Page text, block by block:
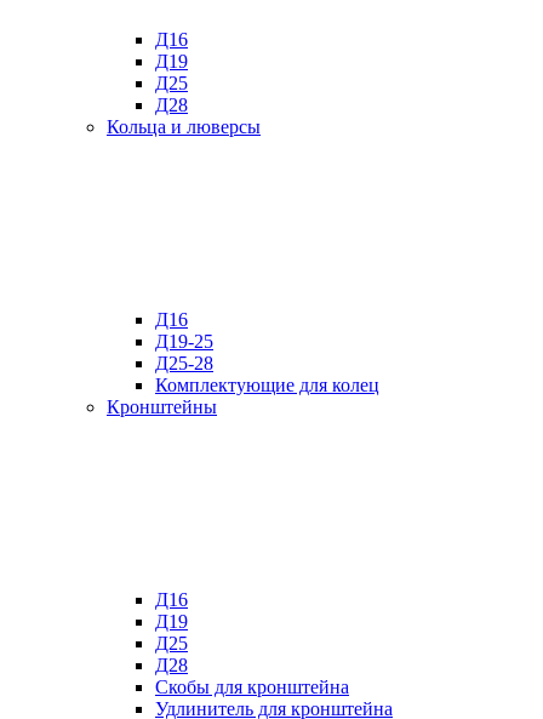
Д16
Д19
Д25
Д28
Кольца и люверсы
Д16
Д19-25
Д25-28
Комплектующие для колец
Кронштейны
Д16
Д19
Д25
Д28
Скобы для кронштейна
Удлинитель для кронштейна